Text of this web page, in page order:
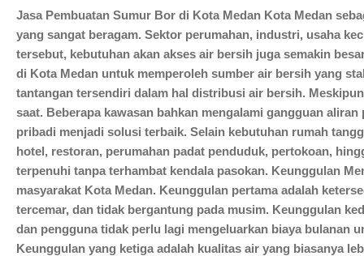
Jasa Pembuatan Sumur Bor di Kota Medan Kota Medan
yang sangat beragam. Sektor perumahan, industri, usaha
tersebut, kebutuhan akan akses air bersih juga semakin
di Kota Medan untuk memperoleh sumber air bersih yang
tantangan tersendiri dalam hal distribusi air bersih.
saat. Beberapa kawasan bahkan mengalami gangguan
pribadi menjadi solusi terbaik. Selain kebutuhan rumah
hotel, restoran, perumahan padat penduduk, pertokoan,
terpenuhi tanpa terhambat kendala pasokan. Keunggulan
masyarakat Kota Medan. Keunggulan pertama adalah
tercemar, dan tidak bergantung pada musim. Keunggulan
dan pengguna tidak perlu lagi mengeluarkan biaya bulanan
Keunggulan yang ketiga adalah kualitas air yang biasanya